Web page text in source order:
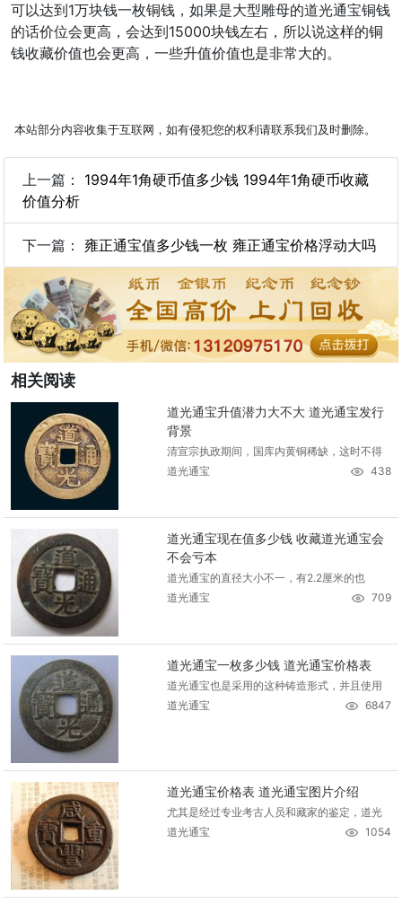
可以达到1万块钱一枚铜钱，如果是大型雕母的道光通宝铜钱
的话价位会更高，会达到15000块钱左右，所以说这样的铜
钱收藏价值也会更高，一些升值价值也是非常大的。
本站部分内容收集于互联网，如有侵犯您的权利请联系我们及时删除。
上一篇： 1994年1角硬币值多少钱 1994年1角硬币收藏
价值分析
下一篇： 雍正通宝值多少钱一枚 雍正通宝价格浮动大吗
相关阅读
道光通宝升值潜力大不大 道光通宝发行
背景
清宣宗执政期间，国库内黄铜稀缺，这时不得
道光通宝
438
道光通宝现在值多少钱 收藏道光通宝会
不会亏本
道光通宝的直径大小不一，有2.2厘米的也
道光通宝
709
道光通宝一枚多少钱 道光通宝价格表
道光通宝也是采用的这种铸造形式，并且使用
道光通宝
6847
道光通宝价格表 道光通宝图片介绍
尤其是经过专业考古人员和藏家的鉴定，道光
道光通宝
1054